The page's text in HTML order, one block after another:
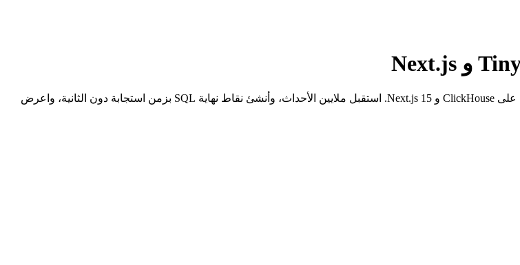
ابنِ لوحة تحليلات فورية بجودة الإنتاج لمنتج SaaS الخاص بك باستخدام منصة Tinybird المبنية على ClickHouse و Next.js 15. استقبل ملايين الأحداث، وأنشئ نقاط نهاية SQL بزمن استجابة دون الثانية، واعرض